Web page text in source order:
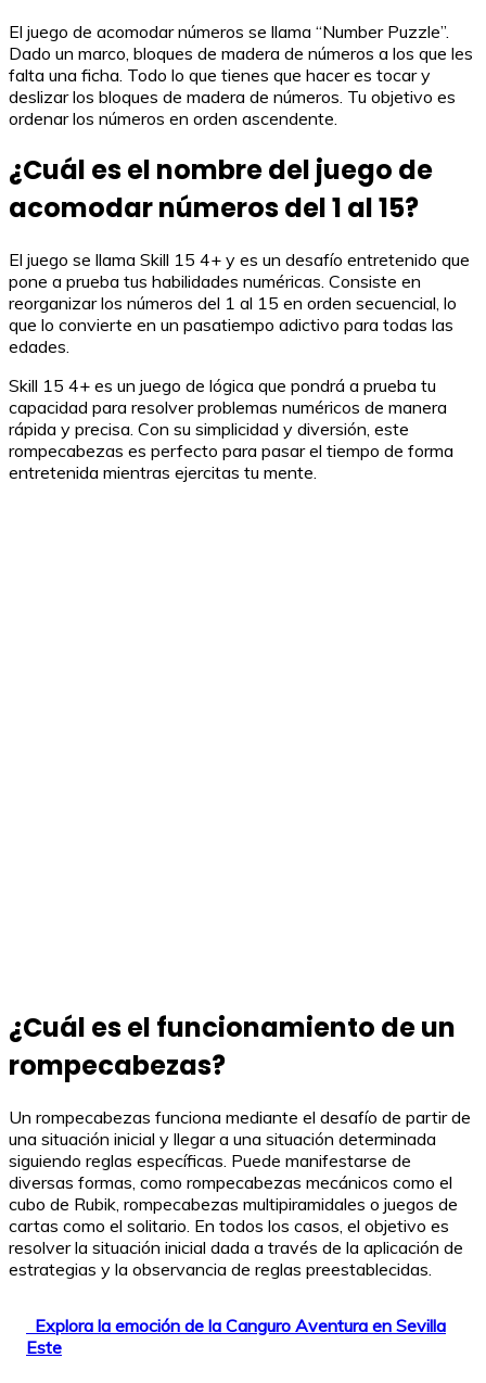
El juego de acomodar números se llama “Number Puzzle”.
Dado un marco, bloques de madera de números a los que les
falta una ficha. Todo lo que tienes que hacer es tocar y
deslizar los bloques de madera de números. Tu objetivo es
ordenar los números en orden ascendente.
¿Cuál es el nombre del juego de
acomodar números del 1 al 15?
El juego se llama Skill 15 4+ y es un desafío entretenido que
pone a prueba tus habilidades numéricas. Consiste en
reorganizar los números del 1 al 15 en orden secuencial, lo
que lo convierte en un pasatiempo adictivo para todas las
edades.
Skill 15 4+ es un juego de lógica que pondrá a prueba tu
capacidad para resolver problemas numéricos de manera
rápida y precisa. Con su simplicidad y diversión, este
rompecabezas es perfecto para pasar el tiempo de forma
entretenida mientras ejercitas tu mente.
¿Cuál es el funcionamiento de un
rompecabezas?
Un rompecabezas funciona mediante el desafío de partir de
una situación inicial y llegar a una situación determinada
siguiendo reglas específicas. Puede manifestarse de
diversas formas, como rompecabezas mecánicos como el
cubo de Rubik, rompecabezas multipiramidales o juegos de
cartas como el solitario. En todos los casos, el objetivo es
resolver la situación inicial dada a través de la aplicación de
estrategias y la observancia de reglas preestablecidas.
Explora la emoción de la Canguro Aventura en Sevilla
Este